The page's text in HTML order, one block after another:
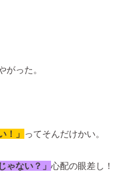
がった。
！」 ってそんだけかい。
ゃない？」 心配の眼差し！